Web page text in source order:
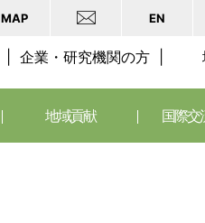
MAP EN
企業・研究機関の方
地域貢献 国際交